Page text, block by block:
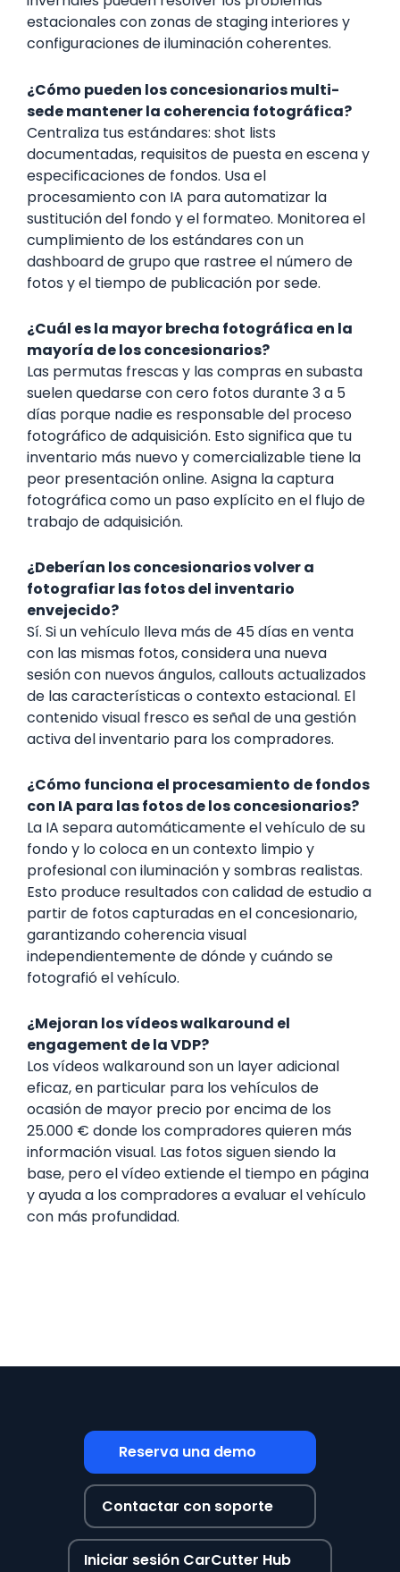
estacionales con zonas de staging interiores y
configuraciones de iluminación coherentes.
¿Cómo pueden los concesionarios multi-
sede mantener la coherencia fotográfica?
Centraliza tus estándares: shot lists
documentadas, requisitos de puesta en escena y
especificaciones de fondos. Usa el
procesamiento con IA para automatizar la
sustitución del fondo y el formateo. Monitorea el
cumplimiento de los estándares con un
dashboard de grupo que rastree el número de
fotos y el tiempo de publicación por sede.
¿Cuál es la mayor brecha fotográfica en la
mayoría de los concesionarios?
Las permutas frescas y las compras en subasta
suelen quedarse con cero fotos durante 3 a 5
días porque nadie es responsable del proceso
fotográfico de adquisición. Esto significa que tu
inventario más nuevo y comercializable tiene la
peor presentación online. Asigna la captura
fotográfica como un paso explícito en el flujo de
trabajo de adquisición.
¿Deberían los concesionarios volver a
fotografiar las fotos del inventario
envejecido?
Sí. Si un vehículo lleva más de 45 días en venta
con las mismas fotos, considera una nueva
sesión con nuevos ángulos, callouts actualizados
de las características o contexto estacional. El
contenido visual fresco es señal de una gestión
activa del inventario para los compradores.
¿Cómo funciona el procesamiento de fondos
con IA para las fotos de los concesionarios?
La IA separa automáticamente el vehículo de su
fondo y lo coloca en un contexto limpio y
profesional con iluminación y sombras realistas.
Esto produce resultados con calidad de estudio a
partir de fotos capturadas en el concesionario,
garantizando coherencia visual
independientemente de dónde y cuándo se
fotografió el vehículo.
¿Mejoran los vídeos walkaround el
engagement de la VDP?
Los vídeos walkaround son un layer adicional
eficaz, en particular para los vehículos de
ocasión de mayor precio por encima de los
25.000 € donde los compradores quieren más
información visual. Las fotos siguen siendo la
base, pero el vídeo extiende el tiempo en página
y ayuda a los compradores a evaluar el vehículo
con más profundidad.
Reserva una demo
Contactar con soporte
Iniciar sesión CarCutter Hub